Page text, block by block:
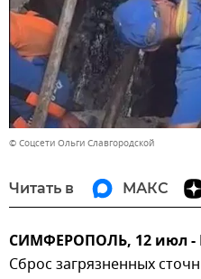
© Соцсети Ольги Славгородской
Читать в МАКС
СИМФЕРОПОЛЬ, 12 июл -
Сброс загрязненных